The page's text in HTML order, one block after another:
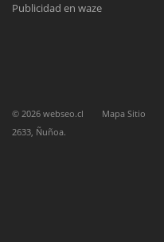
Publicidad en waze
© 2026 webseo.cl Mapa Sitio
2633, Ñuñoa.